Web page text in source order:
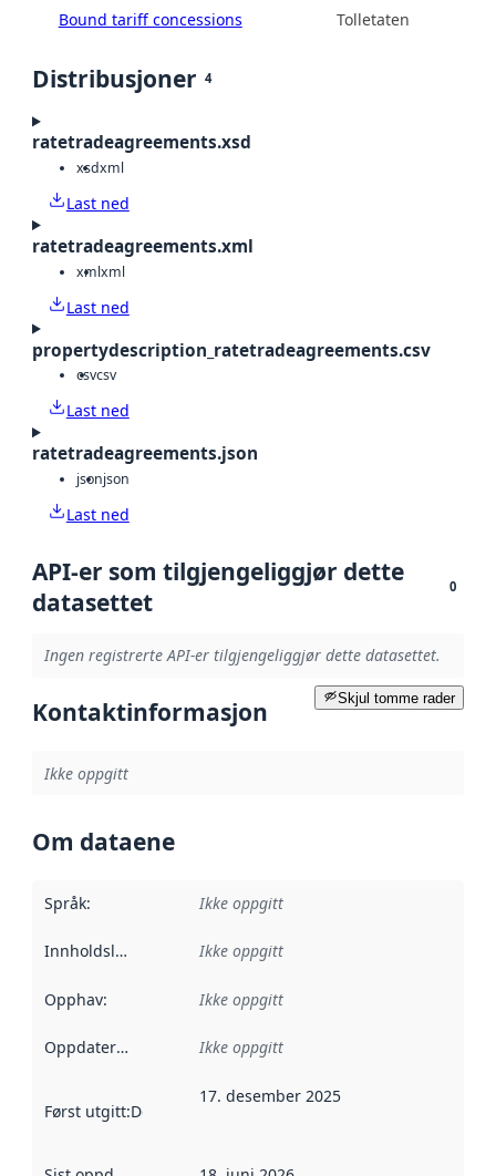
Bound tariff concessions Tolletaten
Distribusjoner 4
ratetradeagreements.xsd
xsdxml
Last ned
ratetradeagreements.xml
xmlxml
Last ned
propertydescription_ratetradeagreements.csv
csvcsv
Last ned
ratetradeagreements.json
jsonjson
Last ned
API-er som tilgjengeliggjør dette
datasettet
0
Ingen registrerte API-er tilgjengeliggjør dette datasettet.
Skjul tomme rader
Kontaktinformasjon
Ikke oppgitt
Om dataene
Språk: Ikke oppgitt
Innholdsleverandører :
Ikke oppgitt
Opphav: Ikke oppgitt
Oppdateringsfrekvens :
Ikke oppgitt
Først utgitt:Denne datoen sier når dataene i dette
17. desember 2025